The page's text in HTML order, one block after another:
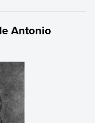
Antonio